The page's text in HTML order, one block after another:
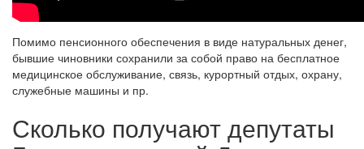
Помимо пенсионного обеспечения в виде натуральных денег,
бывшие чиновники сохранили за собой право на бесплатное
медицинское обслуживание, связь, курортный отдых, охрану,
служебные машины и пр.
Сколько получают депутаты